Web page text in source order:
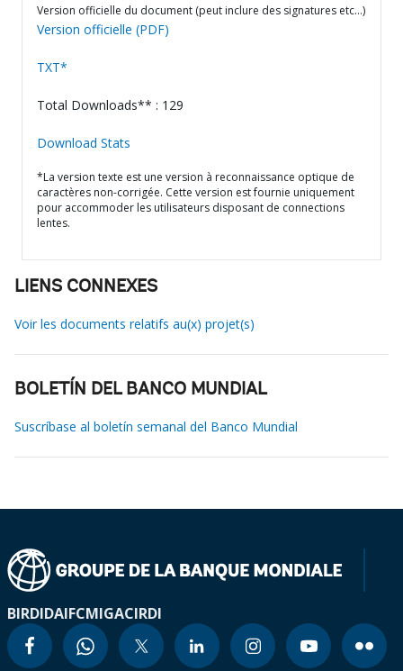
Version officielle du document (peut inclure des signatures etc…)
Version officielle (PDF)
TXT*
Total Downloads** : 129
Download Stats
*La version texte est une version à reconnaissance optique de
caractères non-corrigée. Cette version est fournie uniquement
pour accommoder les utilisateurs disposant de connections
lentes.
LIENS CONNEXES
Voir les documents relatifs au(x) projet(s)
BOLETÍN DEL BANCO MUNDIAL
Suscríbase al boletín semanal del Banco Mundial
BIRDIDAIFCMIGACIRDI